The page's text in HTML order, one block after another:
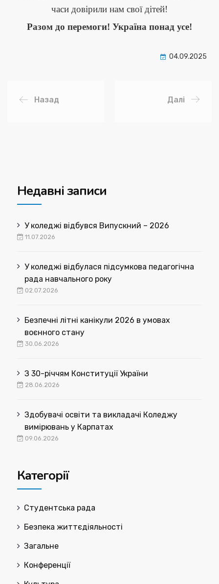
часи довірили нам свої дітей!
Разом до перемоги! Україна понад усе!
04.09.2025
Назад Далі
Недавні записи
У коледжі відбувся Випускний – 2026
11.07.2026
У коледжі відбулася підсумкова педагогічна
рада навчального року
02.07.2026
Безпечні літні канікули 2026 в умовах
воєнного стану
30.06.2026
З 30-річчям Конституції України
28.06.2026
Здобувачі освіти та викладачі Коледжу
вимірювань у Карпатах
09.06.2026
Категорії
Cтудентська рада
Безпека життєдіяльності
Загальне
Конференції